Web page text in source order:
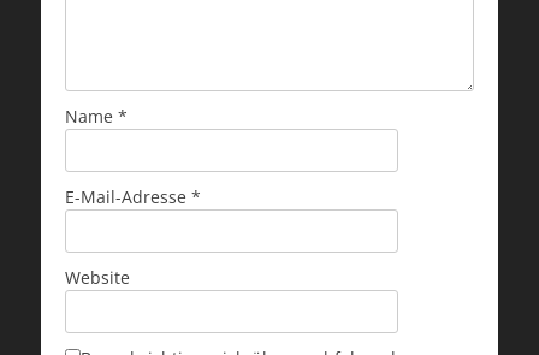
Name *
E-Mail-Adresse *
Website